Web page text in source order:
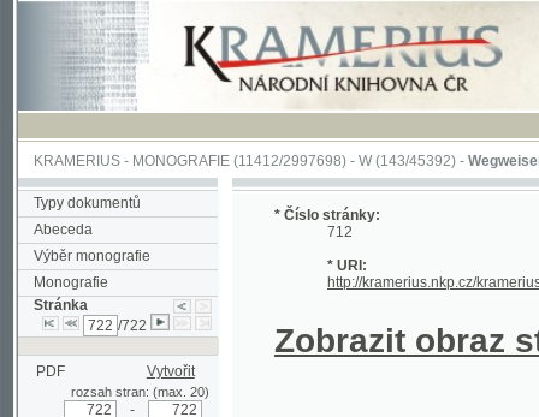
KRAMERIUS-MONOGRAFIE(11412/2997698) -W (143/45392)-Wegweiser durch
Typy dokumentů
Abeceda
Výběr monografie
Monografie
Stránka
/722
PDF Vytvořit
rozsah stran: (max. 20)
* Číslo stránky:
712
* URI:
http://kramerius.nkp.cz/kramerius/